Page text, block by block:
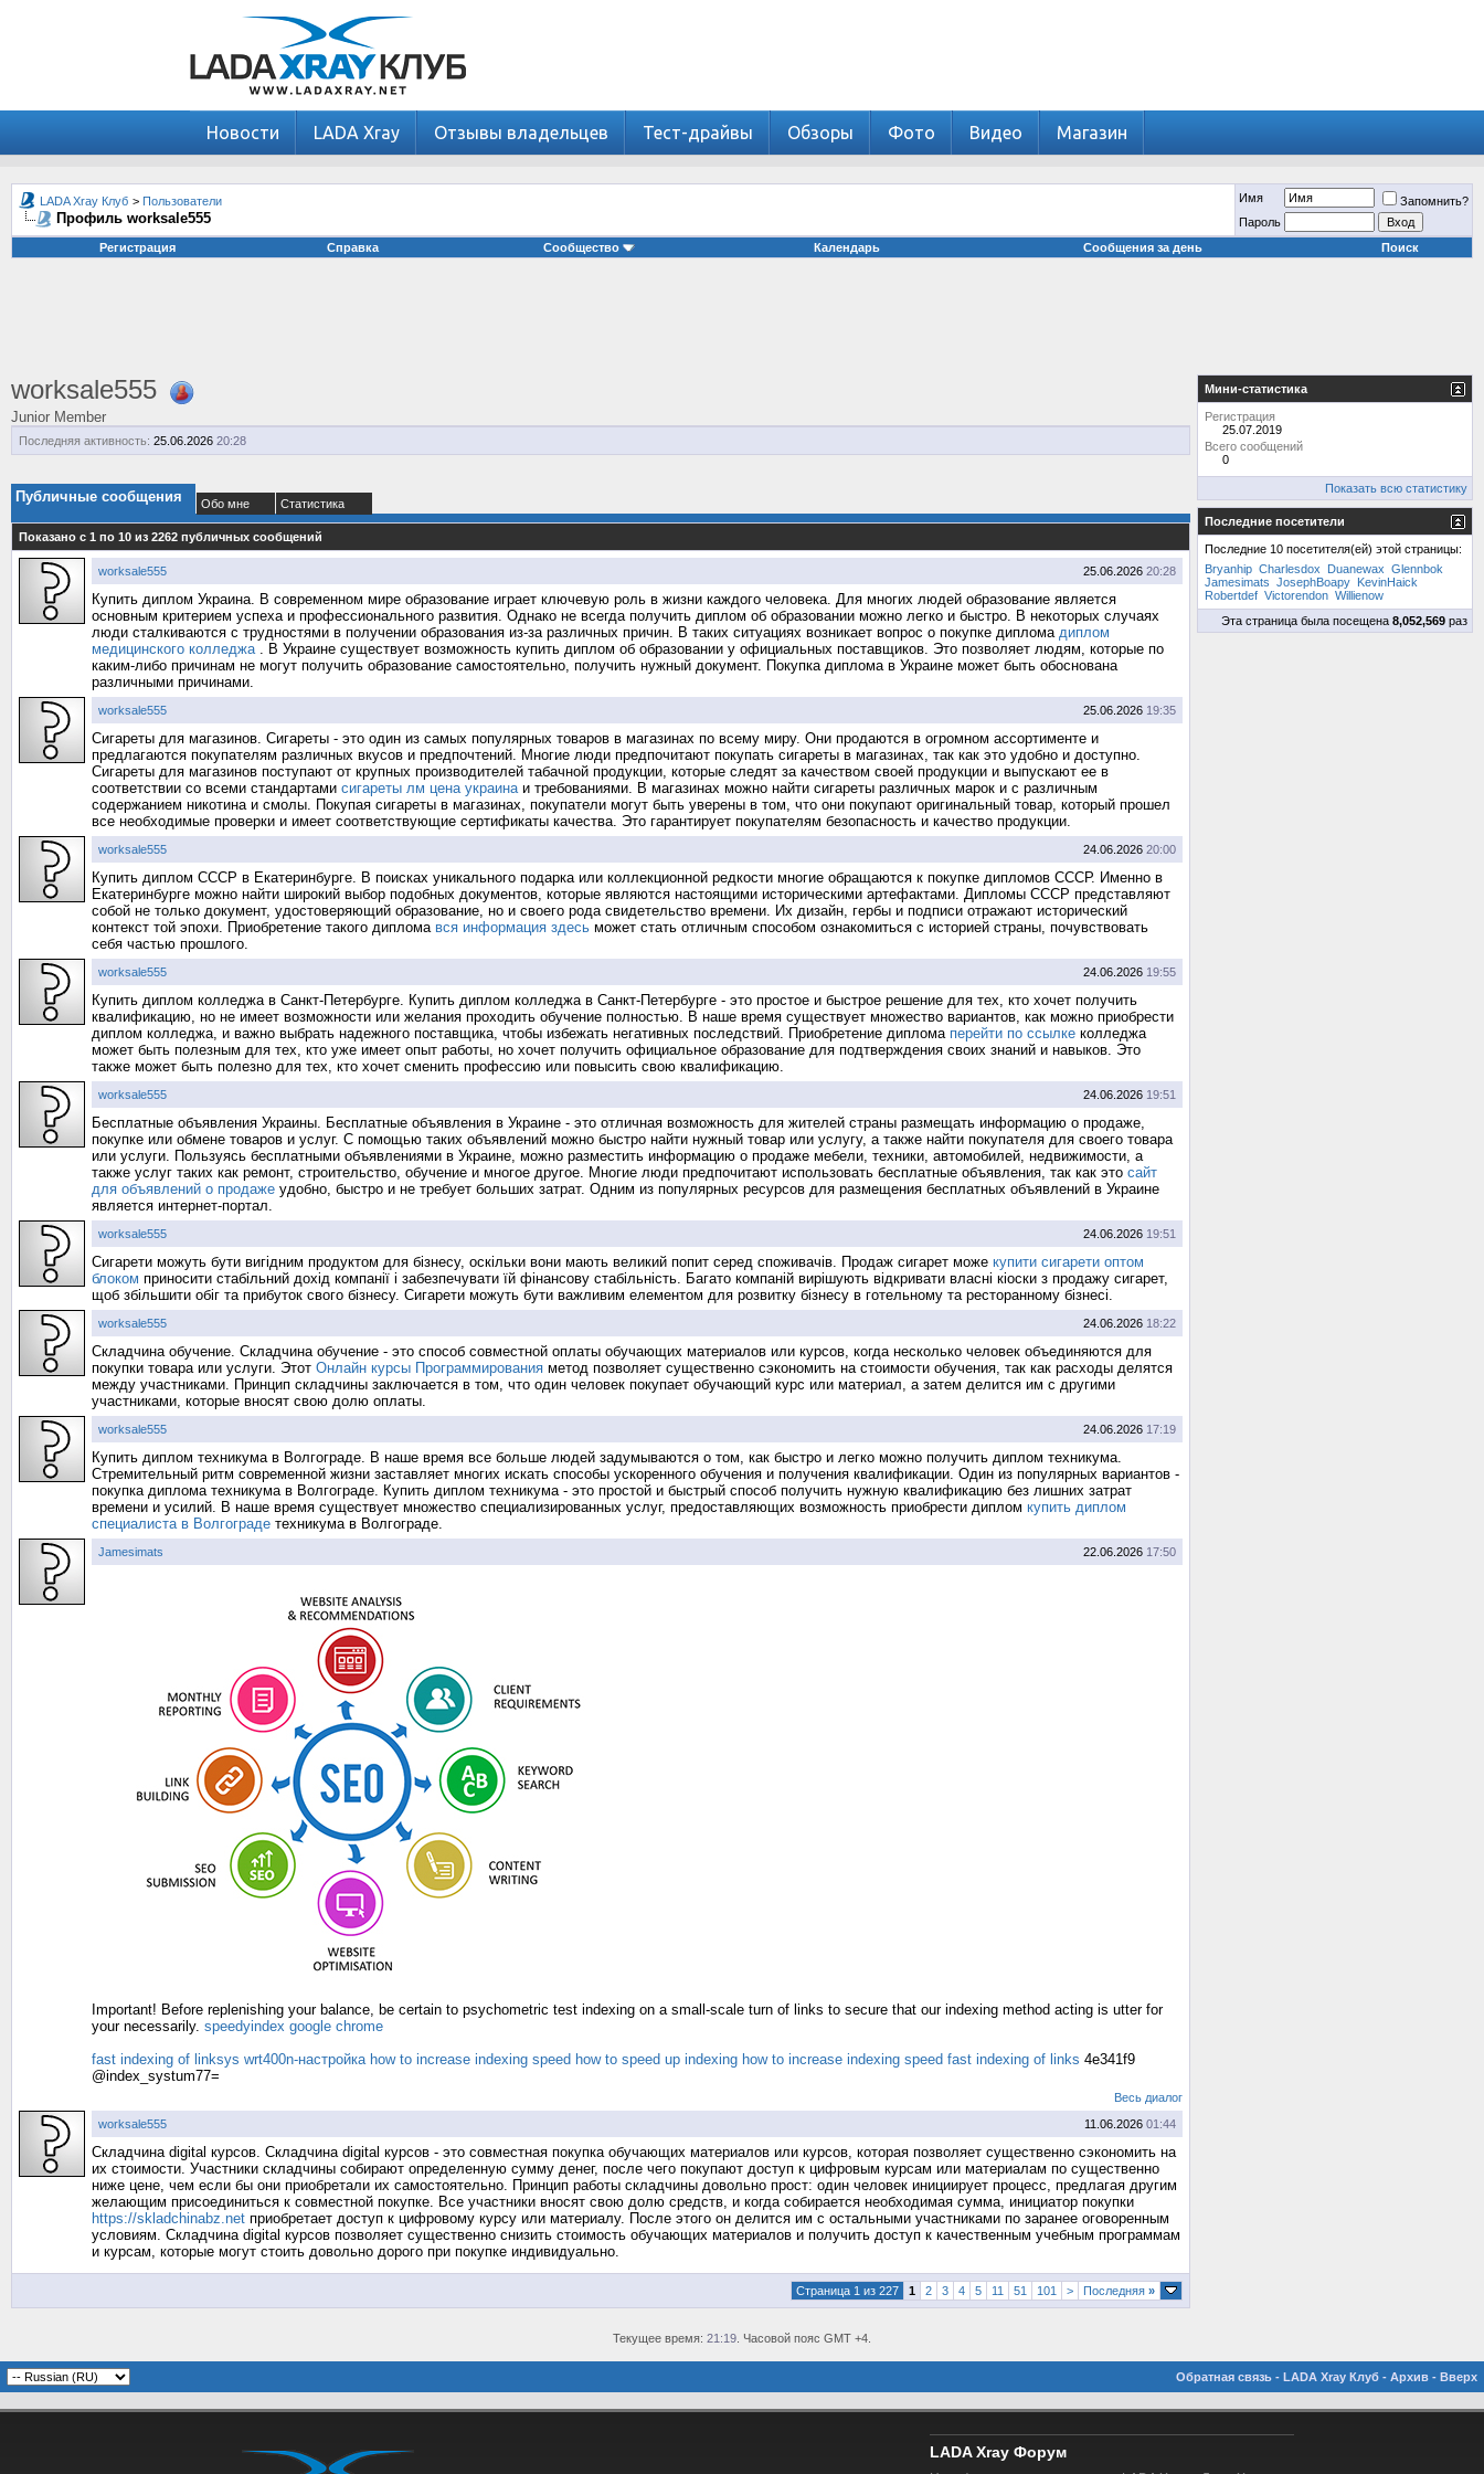
Новости LADA Xray Отзывы владельцев Тест-драйвы Обзоры Фото Видео Магазин
LADA Xray Клуб > Пользователи
Профиль worksale555
Имя
Запомнить?
Пароль
Регистрация
Справка Сообщество Календарь Сообщения за день Поиск
worksale555
Junior Member
Последняя активность: 25.06.2026 20:28
Публичные сообщения Обо мне Статистика
Показано с 1 по 10 из 2262 публичных сообщений
25.06.2026 20:28
worksale555
Купить диплом Украина. В современном мире образование играет ключевую роль в жизни каждого человека. Для многих людей образование является
основным критерием успеха и профессионального развития. Однако не всегда получить диплом об образовании можно легко и быстро. В некоторых случаях
люди сталкиваются с трудностями в получении образования из-за различных причин. В таких ситуациях возникает вопрос о покупке диплома диплом
медицинского колледжа. В Украине существует возможность купить диплом об образовании у официальных поставщиков. Это позволяет людям, которые по
каким-либо причинам не могут получить образование самостоятельно, получить нужный документ. Покупка диплома в Украине может быть обоснована
различными причинами.
25.06.2026 19:35
worksale555
Сигареты для магазинов. Сигареты - это один из самых популярных товаров в магазинах по всему миру. Они продаются в огромном ассортименте и
предлагаются покупателям различных вкусов и предпочтений. Многие люди предпочитают покупать сигареты в магазинах, так как это удобно и доступно.
Сигареты для магазинов поступают от крупных производителей табачной продукции, которые следят за качеством своей продукции и выпускают ее в
соответствии со всеми стандартами сигареты лм цена украинаи требованиями. В магазинах можно найти сигареты различных марок и с различным
содержанием никотина и смолы. Покупая сигареты в магазинах, покупатели могут быть уверены в том, что они покупают оригинальный товар, который прошел
все необходимые проверки и имеет соответствующие сертификаты качества. Это гарантирует покупателям безопасность и качество продукции.
24.06.2026 20:00
worksale555
Купить диплом СССР в Екатеринбурге. В поисках уникального подарка или коллекционной редкости многие обращаются к покупке дипломов СССР. Именно в
Екатеринбурге можно найти широкий выбор подобных документов, которые являются настоящими историческими артефактами. Дипломы СССР представляют
собой не только документ, удостоверяющий образование, но и своего рода свидетельство времени. Их дизайн, гербы и подписи отражают исторический
контекст той эпохи. Приобретение такого диплома вся информация здесь может стать отличным способом ознакомиться с историей страны, почувствовать
себя частью прошлого.
24.06.2026 19:55
worksale555
Купить диплом колледжа в Санкт-Петербурге. Купить диплом колледжа в Санкт-Петербурге - это простое и быстрое решение для тех, кто хочет получить
квалификацию, но не имеет возможности или желания проходить обучение полностью. В наше время существует множество вариантов, как можно приобрести
диплом колледжа, и важно выбрать надежного поставщика, чтобы избежать негативных последствий. Приобретение диплома перейти по ссылке колледжа
может быть полезным для тех, кто уже имеет опыт работы, но хочет получить официальное образование для подтверждения своих знаний и навыков. Это
также может быть полезно для тех, кто хочет сменить профессию или повысить свою квалификацию.
24.06.2026 19:51
worksale555
Бесплатные объявления Украины. Бесплатные объявления в Украине - это отличная возможность для жителей страны размещать информацию о продаже,
покупке или обмене товаров и услуг. С помощью таких объявлений можно быстро найти нужный товар или услугу, а также найти покупателя для своего товара
или услуги. Пользуясь бесплатными объявлениями в Украине, можно разместить информацию о продаже мебели, техники, автомобилей, недвижимости, а
также услуг таких как ремонт, строительство, обучение и многое другое. Многие люди предпочитают использовать бесплатные объявления, так как это сайт
для объявлений о продаже удобно, быстро и не требует больших затрат. Одним из популярных ресурсов для размещения бесплатных объявлений в Украине
является интернет-портал.
24.06.2026 19:51
worksale555
Сигарети можуть бути вигідним продуктом для бізнесу, оскільки вони мають великий попит серед споживачів. Продаж сигарет може купити сигарети оптом
блоком приносити стабільний дохід компанії і забезпечувати їй фінансову стабільність. Багато компаній вирішують відкривати власні кіоски з продажу сигарет,
щоб збільшити обіг та прибуток свого бізнесу. Сигарети можуть бути важливим елементом для розвитку бізнесу в готельному та ресторанному бізнесі.
24.06.2026 18:22
worksale555
Складчина обучение. Складчина обучение - это способ совместной оплаты обучающих материалов или курсов, когда несколько человек объединяются для
покупки товара или услуги. Этот Онлайн курсы Программирования метод позволяет существенно сэкономить на стоимости обучения, так как расходы делятся
между участниками. Принцип складчины заключается в том, что один человек покупает обучающий курс или материал, а затем делится им с другими
участниками, которые вносят свою долю оплаты.
24.06.2026 17:19
worksale555
Купить диплом техникума в Волгограде. В наше время все больше людей задумываются о том, как быстро и легко можно получить диплом техникума.
Стремительный ритм современной жизни заставляет многих искать способы ускоренного обучения и получения квалификации. Один из популярных вариантов -
покупка диплома техникума в Волгограде. Купить диплом техникума - это простой и быстрый способ получить нужную квалификацию без лишних затрат
времени и усилий. В наше время существует множество специализированных услуг, предоставляющих возможность приобрести диплом купить диплом
специалиста в Волгограде техникума в Волгограде.
22.06.2026 17:50
Jamesimats
Important! Before replenishing your balance, be certain to psychometric test indexing on a small-scale turn of links to secure that our indexing method acting is utter for
your necessarily. speedyindex google chrome
fast indexing of linksys wrt400n-настройка how to increase indexing speed how to speed up indexing how to increase indexing speed fast indexing of links 4e341f9
@index_systum77=
Весь диалог
11.06.2026 01:44
worksale555
Складчина digital курсов. Складчина digital курсов - это совместная покупка обучающих материалов или курсов, которая позволяет существенно сэкономить на
их стоимости. Участники складчины собирают определенную сумму денег, после чего покупают доступ к цифровым курсам или материалам по существенно
ниже цене, чем если бы они приобретали их самостоятельно. Принцип работы складчины довольно прост: один человек инициирует процесс, предлагая другим
желающим присоединиться к совместной покупке. Все участники вносят свою долю средств, и когда собирается необходимая сумма, инициатор покупки
https://skladchinabz.net приобретает доступ к цифровому курсу или материалу. После этого он делится им с остальными участниками по заранее оговоренным
условиям. Складчина digital курсов позволяет существенно снизить стоимость обучающих материалов и получить доступ к качественным учебным программам
и курсам, которые могут стоить довольно дорого при покупке индивидуально.
Страница 1 из 227 1 2 3 4 5 11 51 101 > Последняя »
Мини-статистика
Регистрация
25.07.2019
Всего сообщений
0
Показать всю статистику
Последние посетители
Последние 10 посетителя(ей) этой страницы:
Bryanhip Charlesdox Duanewax Glennbok
Jamesimats JosephBoapy KevinHaick
Robertdef Victorendon Willienow
Эта страница была посещена 8,052,569 раз
Текущее время: 21:19 . Часовой пояс GMT +4.
Обратная связь - LADA Xray Клуб - Архив - Вверх
LADA Xray Форум